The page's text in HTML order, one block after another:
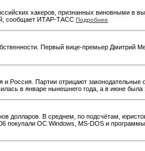
хакеров, признанных виновными в
сообщает ИТАР-ТАСС Подробнее
Первый вице-премьер Дмитрий
Партии отрицают
в январе нынешнего года, а в июне была
долларов. В среднем, по подсчётам,
покупали ОС Windows, MS-DOS и